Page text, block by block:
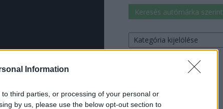
Information
third parties, or processing of your personal or
by us, please use the below opt-out section to
dollárba került a
Keresés autómárka szerint
Keresés
autómárka
szerint